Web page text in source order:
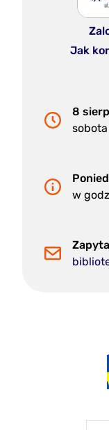
Jak
8
sobota
w